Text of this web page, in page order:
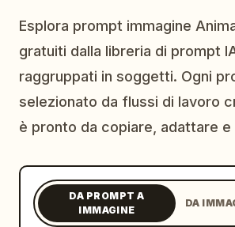
Prezzi
Blog
Aggiornamenti
Esplora prompt immagine
gratuiti dalla libreria di prompt
raggruppati in soggetti. Ogni
selezionato da flussi di lavoro
è pronto da copiare, adattare e
DA PROMPT A
IMMAGINE